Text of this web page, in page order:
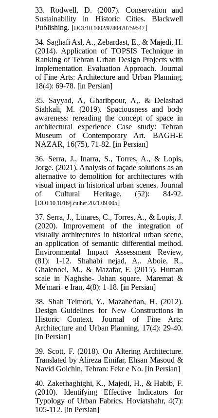
33. Rodwell, D. (2007). Conservation and
Sustainability in Historic Cities. Blackwell
Publishing. [DOI:10.1002/9780470759547]
34. Saghafi Asl, A., Zebardast, E., & Majedi, H.
(2014). Application of TOPSIS Technique in
Ranking of Tehran Urban Design Projects with
Implementation Evaluation Approach. Journal
of Fine Arts: Architecture and Urban Planning,
18(4): 69-78. [in Persian]
35. Sayyad, A, Gharibpour, A,. & Delashad
Siahkali, M. (2019). Spaciousness and body
awareness: rereading the concept of space in
architectural experience Case study: Tehran
Museum of Contemporary Art. BAGH-E
NAZAR, 16(75), 71-82. [in Persian]
36. Serra, J., Inarra, S., Torres, A., & Lopis,
Jorge. (2021). Analysis of façade solutions as an
alternative to demolition for architectures with
visual impact in historical urban scenes. Journal
of Cultural Heritage, (52): 84-92.
[DOI:10.1016/j.culher.2021.09.005]
37. Serra, J., Linares, C., Torres, A., & Lopis, J.
(2020). Improvement of the integration of
visually architectures in historical urban scene,
an application of semantic differential method.
Environmental Impact Assessment Review,
(81): 1-12. Shahabi nejad, A,. Aboie, R.,
Ghalenoei, M., & Mazafar, F. (2015). Human
scale in Naghshe- Jahan square. Maremat &
Me'mari- e Iran, 4(8): 1-18. [in Persian]
38. Shah Teimori, Y., Mazaherian, H. (2012).
Design Guidelines for New Constructions in
Historic Context. Journal of Fine Arts:
Architecture and Urban Planning, 17(4): 29-40.
[in Persian]
39. Scott, F. (2018). On Altering Architecture.
Translated by Alireza Einifar, Ehsan Masoud &
Navid Golchin, Tehran: Fekr e No. [in Persian]
40. Zakerhaghighi, K., Majedi, H., & Habib, F.
(2010). Identifying Effective Indicators for
Typology of Urban Fabrics. Hoviatshahr, 4(7):
105-112. [in Persian]